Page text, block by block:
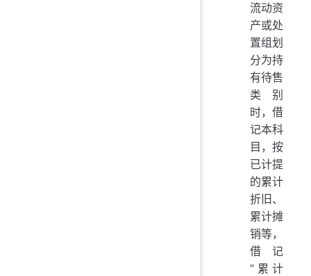
流动资
产或处
置组划
分为持
有待售
类别
时，借
记本科
目，按
已计提
的累计
折旧、
累计摊
销等，
借记
“累计